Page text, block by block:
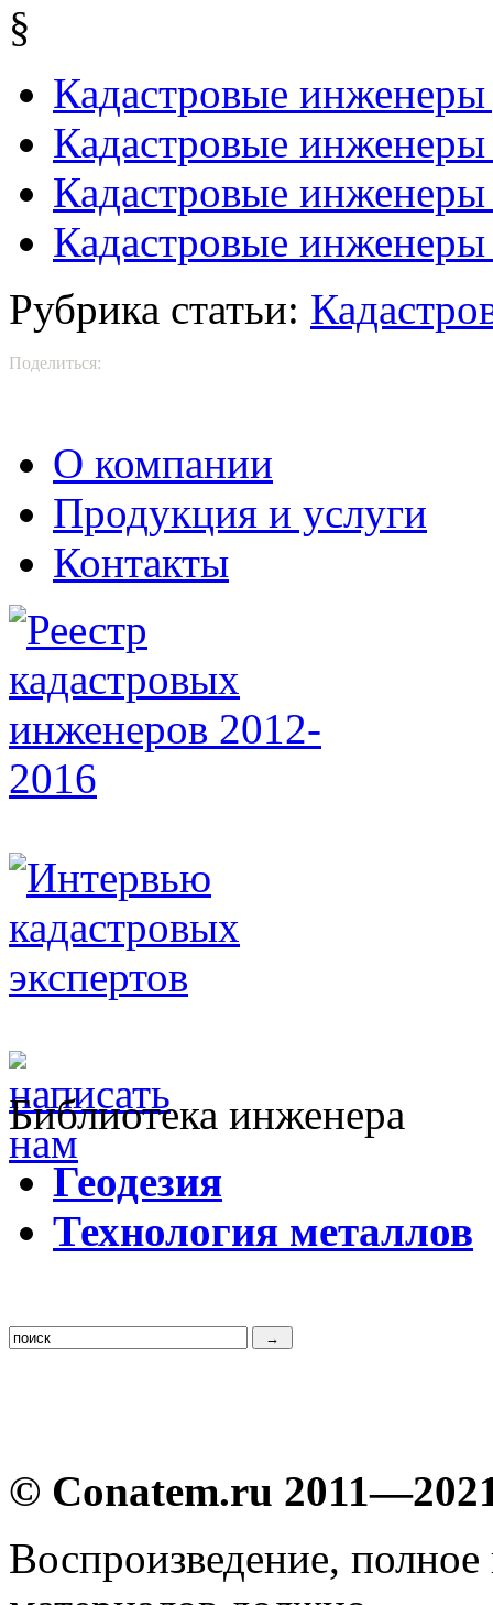
§
Кадастровые
Кадастровые
Кадастровые
Кадастровые
Рубрика статьи:
Поделиться:
О компании
Продукция и услуги
Контакты
Библиотека инженера
Геодезия
Технология металлов
© Conatem.ru
Воспроизведение,